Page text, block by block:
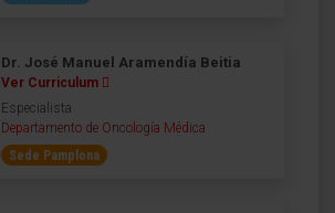
Dr. José Manuel Aramendía Beitia
Ver Curriculum
Especialista
Departamento de Oncología Médica
Sede Pamplona